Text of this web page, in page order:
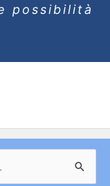
possibilità